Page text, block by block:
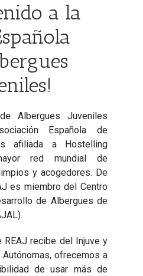
a la
Albergues Juveniles
Española de
afiliada a Hostelling
red mundial de
y acogedores. De
es miembro del Centro
de Albergues de
REAJ recibe del Injuve y
ofrecemos a
de usar más de